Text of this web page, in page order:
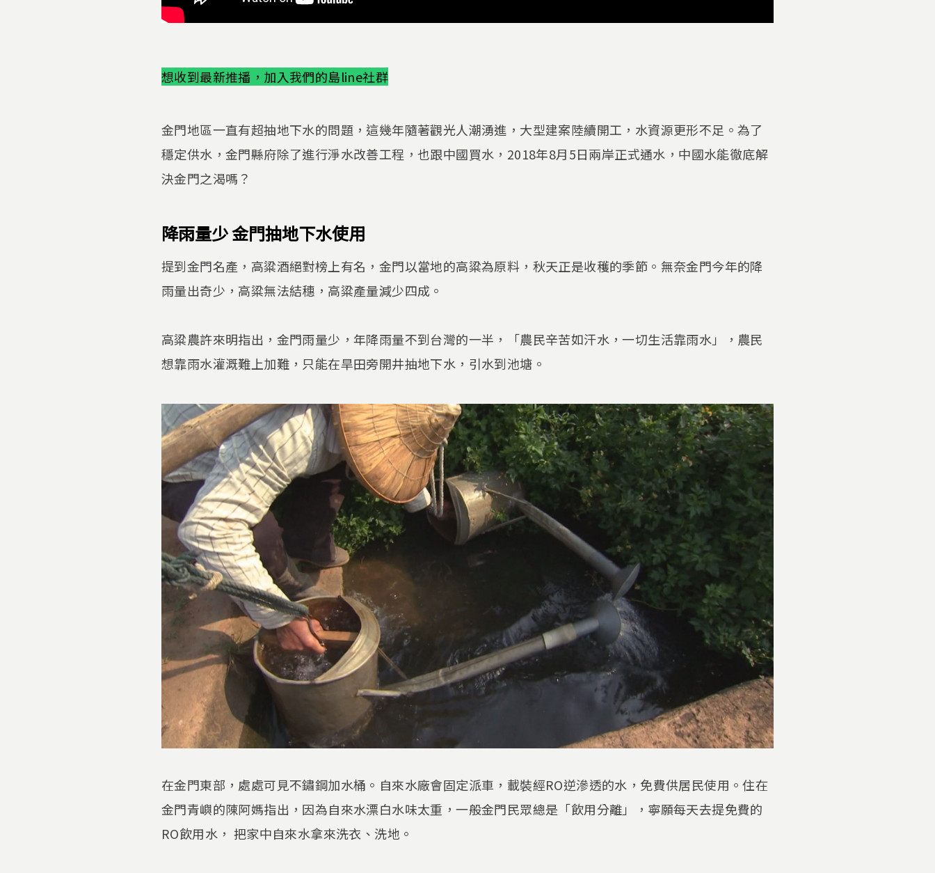
想收到最新推播，加入我們的島line社群
金門地區一直有超抽地下水的問題，這幾年隨著觀光人潮湧進，大型建案陸續開工，水資源更形不足。為了
穩定供水，金門縣府除了進行淨水改善工程，也跟中國買水，2018年8月5日兩岸正式通水，中國水能徹底解
決金門之渴嗎？
降雨量少 金門抽地下水使用
提到金門名產，高粱酒絕對榜上有名，金門以當地的高粱為原料，秋天正是收穫的季節。無奈金門今年的降
雨量出奇少，高粱無法結穗，高粱產量減少四成。
高粱農許來明指出，金門雨量少，年降雨量不到台灣的一半，「農民辛苦如汗水，一切生活靠雨水」，農民
想靠雨水灌溉難上加難，只能在旱田旁開井抽地下水，引水到池塘。
在金門東部，處處可見不鏽鋼加水桶。自來水廠會固定派車，載裝經RO逆滲透的水，免費供居民使用。住在
金門青嶼的陳阿媽指出，因為自來水漂白水味太重，一般金門民眾總是「飲用分離」，寧願每天去提免費的
RO飲用水， 把家中自來水拿來洗衣、洗地。